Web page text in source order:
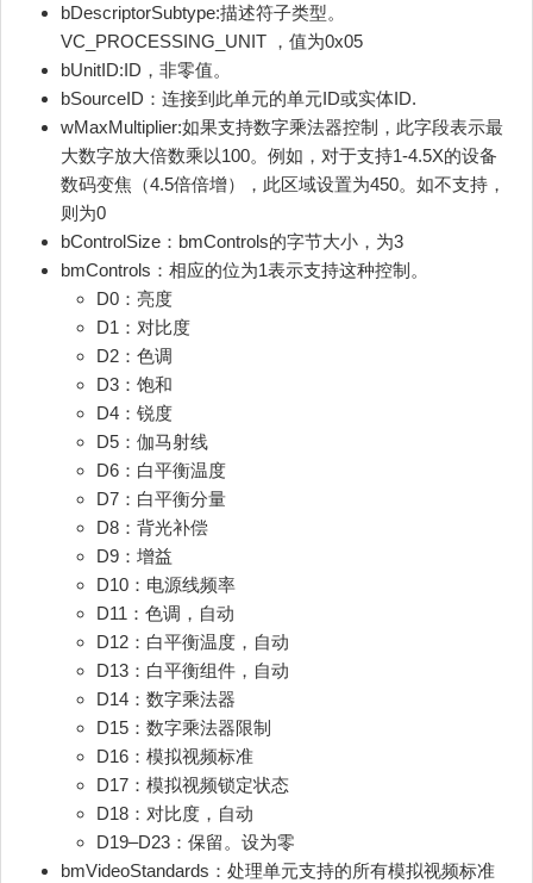
bDescriptorSubtype:描述符子类型。
VC_PROCESSING_UNIT ，值为0x05
bUnitID:ID，非零值。
bSourceID：连接到此单元的单元ID或实体ID.
wMaxMultiplier:如果支持数字乘法器控制，此字段表示最
大数字放大倍数乘以100。例如，对于支持1-4.5X的设备
数码变焦（4.5倍倍增），此区域设置为450。如不支持，
则为0
bControlSize：bmControls的字节大小，为3
bmControls：相应的位为1表示支持这种控制。
D0：亮度
D1：对比度
D2：色调
D3：饱和
D4：锐度
D5：伽马射线
D6：白平衡温度
D7：白平衡分量
D8：背光补偿
D9：增益
D10：电源线频率
D11：色调，自动
D12：白平衡温度，自动
D13：白平衡组件，自动
D14：数字乘法器
D15：数字乘法器限制
D16：模拟视频标准
D17：模拟视频锁定状态
D18：对比度，自动
D19–D23：保留。设为零
bmVideoStandards：处理单元支持的所有模拟视频标准